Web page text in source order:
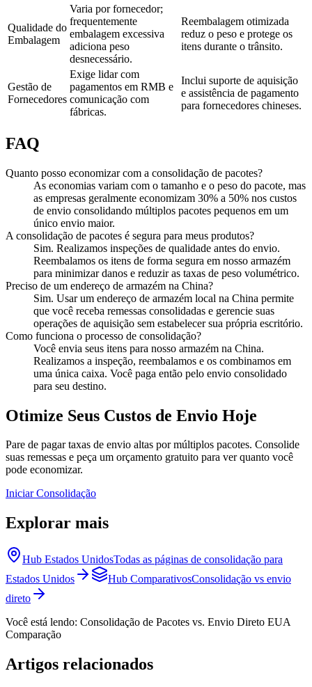
Qualidade do
Embalagem
Varia por fornecedor;
frequentemente
embalagem excessiva
adiciona peso
desnecessário.
Reembalagem otimizada
reduz o peso e protege os
itens durante o trânsito.
Gestão de
Fornecedores
Exige lidar com
pagamentos em RMB e
comunicação com
fábricas.
Inclui suporte de aquisição
e assistência de pagamento
para fornecedores chineses.
FAQ
Quanto posso economizar com a consolidação de pacotes?
As economias variam com o tamanho e o peso do pacote, mas
as empresas geralmente economizam 30% a 50% nos custos
de envio consolidando múltiplos pacotes pequenos em um
único envio maior.
A consolidação de pacotes é segura para meus produtos?
Sim. Realizamos inspeções de qualidade antes do envio.
Reembalamos os itens de forma segura em nosso armazém
para minimizar danos e reduzir as taxas de peso volumétrico.
Preciso de um endereço de armazém na China?
Sim. Usar um endereço de armazém local na China permite
que você receba remessas consolidadas e gerencie suas
operações de aquisição sem estabelecer sua própria escritório.
Como funciona o processo de consolidação?
Você envia seus itens para nosso armazém na China.
Realizamos a inspeção, reembalamos e os combinamos em
uma única caixa. Você paga então pelo envio consolidado
para seu destino.
Otimize Seus Custos de Envio Hoje
Pare de pagar taxas de envio altas por múltiplos pacotes. Consolide
suas remessas e peça um orçamento gratuito para ver quanto você
pode economizar.
Iniciar Consolidação
Explorar mais
Hub Estados UnidosTodas as páginas de consolidação para
Estados Unidos
Hub ComparativosConsolidação vs envio
direto
Você está lendo: Consolidação de Pacotes vs. Envio Direto EUA
Comparação
Artigos relacionados